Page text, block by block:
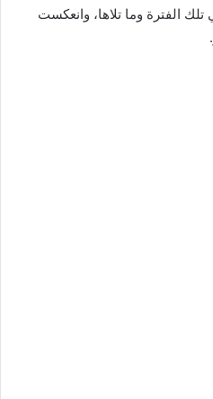
الفترة وما تلاها، وانعكست